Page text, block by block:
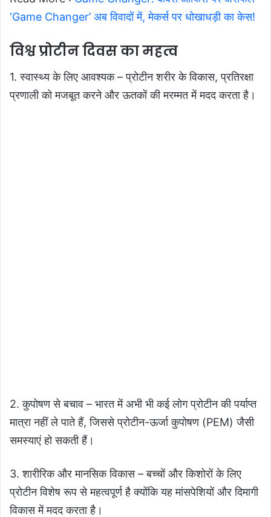
‘Game Changer’ अब विवादों में, मेकर्स पर धोखाधड़ी का केस!
विश्व प्रोटीन दिवस का महत्व
1. स्वास्थ्य के लिए आवश्यक – प्रोटीन शरीर के विकास, प्रतिरक्षा
प्रणाली को मजबूत करने और ऊतकों की मरम्मत में मदद करता है।
2. कुपोषण से बचाव – भारत में अभी भी कई लोग प्रोटीन की पर्याप्त
मात्रा नहीं ले पाते हैं, जिससे प्रोटीन-ऊर्जा कुपोषण (PEM) जैसी
समस्याएं हो सकती हैं।
3. शारीरिक और मानसिक विकास – बच्चों और किशोरों के लिए
प्रोटीन विशेष रूप से महत्वपूर्ण है क्योंकि यह मांसपेशियों और दिमागी
विकास में मदद करता है।